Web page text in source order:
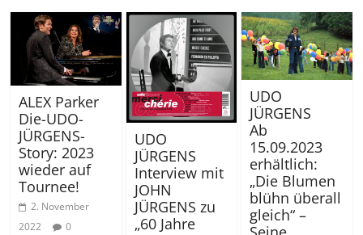
ALEX Parker
Die-UDO-
JÜRGENS-
Story: 2023
wieder auf
Tournee!
2. November
2022
0
UDO
JÜRGENS
Interview mit
JOHN
JÜRGENS zu
„60 Jahre
UDO
JÜRGENS
Ab
15.09.2023
erhältlich:
„Die Blumen
blühn überall
gleich“ –